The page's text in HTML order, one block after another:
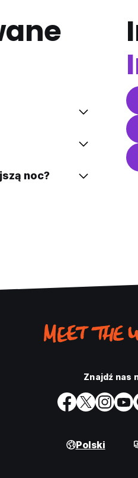
noc?
Znajdź nas
Polski